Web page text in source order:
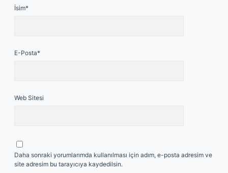
İsim*
E-Posta*
Web Sitesi
Daha sonraki yorumlarımda kullanılması için adım, e-posta adresim ve
site adresim bu tarayıcıya kaydedilsin.